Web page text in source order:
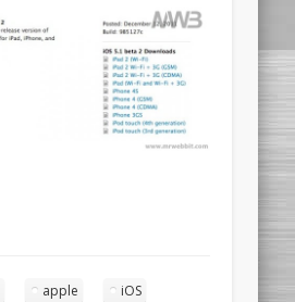
apple iOS